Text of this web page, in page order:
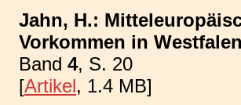
Jahn, H.:
Vorkommen in
Band 4, S. 20
[Artikel, 1.4 MB]